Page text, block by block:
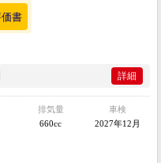
詳細
排気量
660cc
車検
2027年12月